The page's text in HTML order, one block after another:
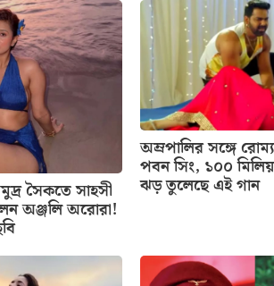
সৈকতে সাহসী
অঞ্জলি অরোরা!
অম্রপালির সঙ্গে
পবন সিং, ১০০
ঝড় তুলেছে এই গান